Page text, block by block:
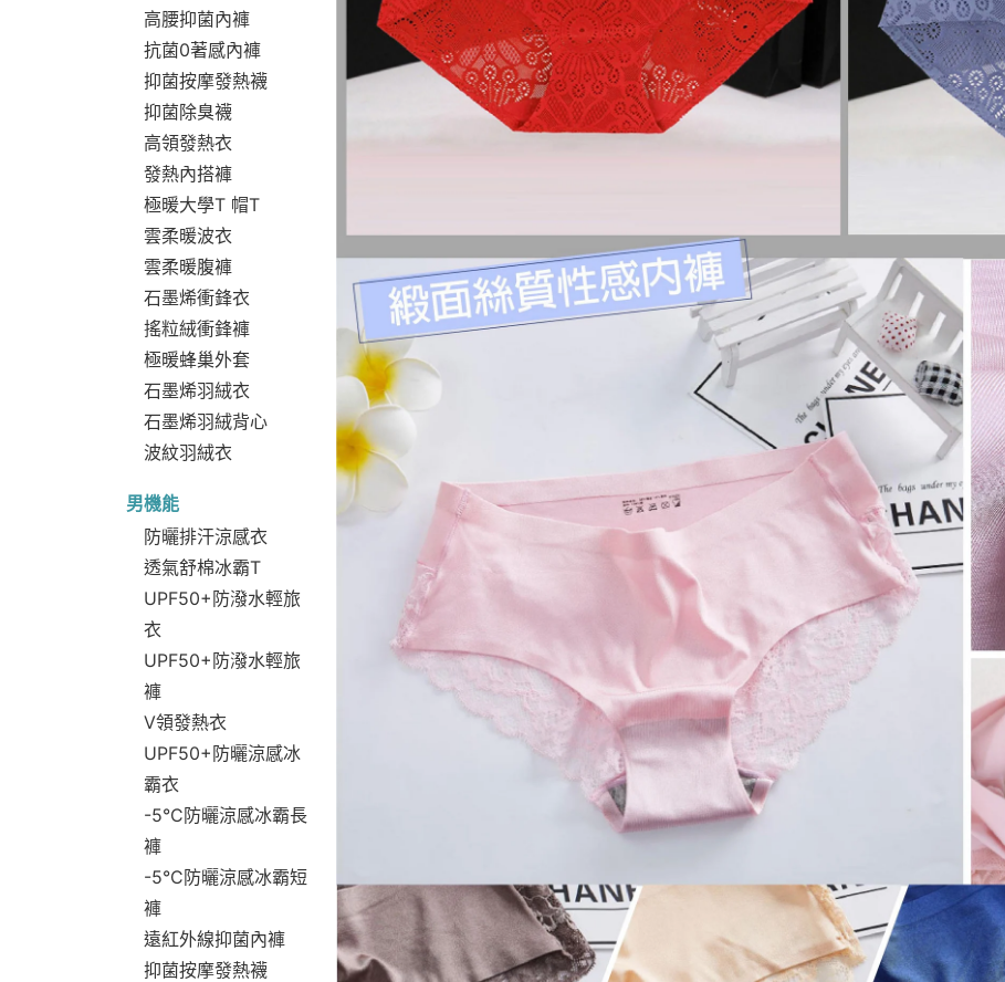
高腰抑菌內褲
抗菌0著感內褲
抑菌按摩發熱襪
抑菌除臭襪
高領發熱衣
發熱內搭褲
極暖大學T 帽T
雲柔暖波衣
雲柔暖腹褲
石墨烯衝鋒衣
搖粒絨衝鋒褲
極暖蜂巢外套
石墨烯羽絨衣
石墨烯羽絨背心
波紋羽絨衣
男機能
防曬排汗涼感衣
透氣舒棉冰霸T
UPF50+防潑水輕旅
衣
UPF50+防潑水輕旅
褲
V領發熱衣
UPF50+防曬涼感冰
霸衣
-5°C防曬涼感冰霸長
褲
-5°C防曬涼感冰霸短
褲
遠紅外線抑菌內褲
抑菌按摩發熱襪